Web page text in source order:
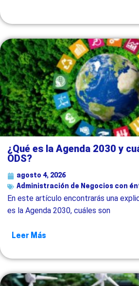
¿Qué es la Agenda 2030 y
ODS?
agosto 4, 2026
Administración de Negocios con
En este artículo encontrarás una
es la Agenda 2030, cuáles son
Leer Más